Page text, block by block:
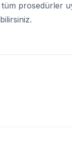
prosedürler